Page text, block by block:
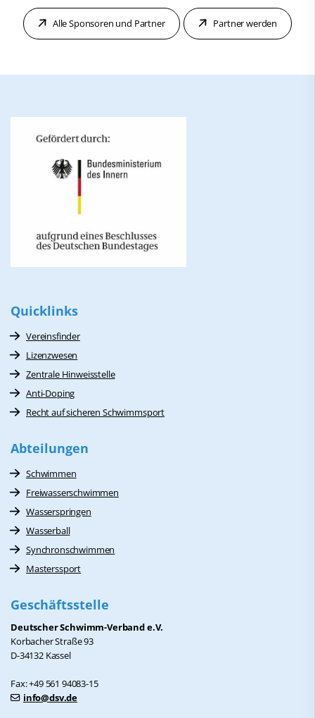
Alle Sponsoren und Partner Partner werden
Quicklinks
Vereinsfinder
Lizenzwesen
Zentrale Hinweisstelle
Anti-Doping
Recht auf sicheren Schwimmsport
Abteilungen
Schwimmen
Freiwasserschwimmen
Wasserspringen
Wasserball
Synchronschwimmen
Masterssport
Geschäftsstelle
Deutscher Schwimm-Verband e.V.
Korbacher Straße 93
D-34132 Kassel
Fax: +49 561 94083-15
info@dsv.de